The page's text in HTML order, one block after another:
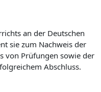
an der Deutschen
sie zum Nachweis der
von Prüfungen sowie der
Abschluss.